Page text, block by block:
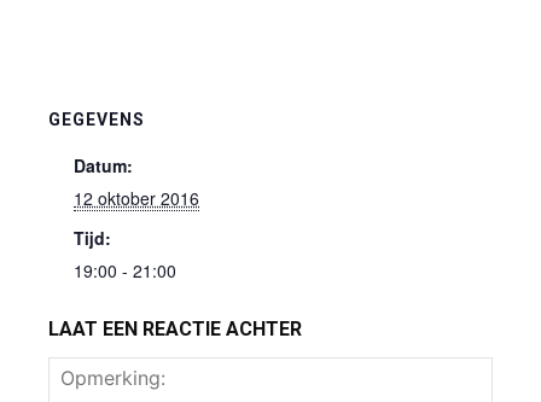
GEGEVENS
Datum:
12 oktober 2016
Tijd:
19:00 - 21:00
LAAT EEN REACTIE ACHTER